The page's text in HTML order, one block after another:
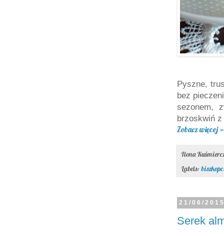
Pyszne,
bez
sezonem,
brzoskwiń
Zobacz więcej »
Ilona
Labels:
21/06/
Serek